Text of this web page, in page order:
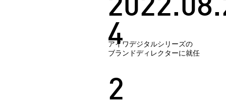
アイワデジタルシリーズの
ブランドディレクターに就任
4
2